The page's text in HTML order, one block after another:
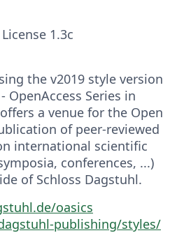
1.3c
the v2019 style version
OpenAccess Series in
a venue for the Open
of peer-reviewed
international scientific
conferences, ...)
of Schloss Dagstuhl.
oasics
publishing/styles/